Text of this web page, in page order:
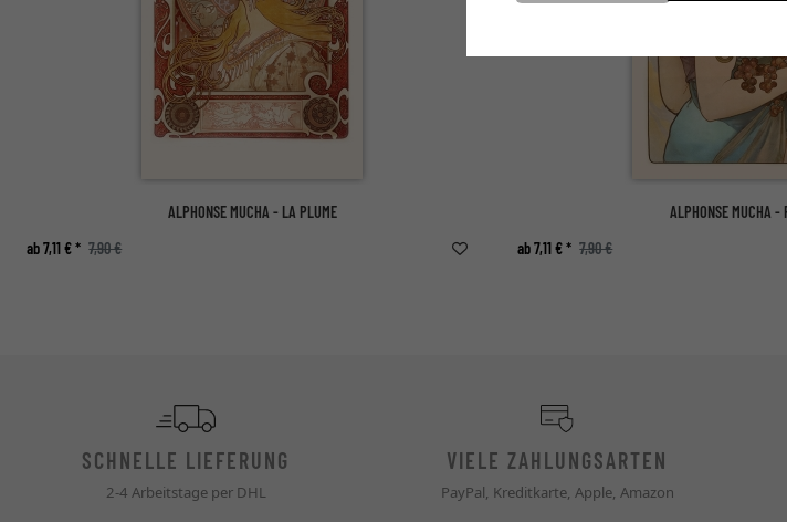
ALPHONSE MUCHA - LA PLUME
ab 7,11 € * 7,90 €
ALPHONSE MUCHA -
ab 7,11 € * 7,90 €
SCHNELLE LIEFERUNG
2-4 Arbeitstage per DHL
VIELE ZAHLUNGSARTEN
PayPal, Kreditkarte, Apple, Amazon